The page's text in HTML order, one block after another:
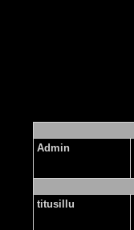
Admin
titusillu